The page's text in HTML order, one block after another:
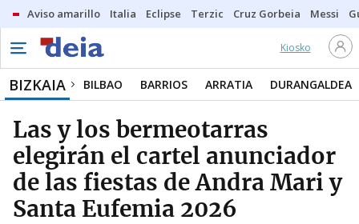
Aviso amarillo Italia Eclipse Terzic Cruz Gorbeia Messi
Kiosko
BIZKAIA BILBAO BARRIOS ARRATIA DURANGALDEA
Las y los bermeotarras
elegirán el cartel anunciador
de las fiestas de Andra Mari y
Santa Eufemia 2026